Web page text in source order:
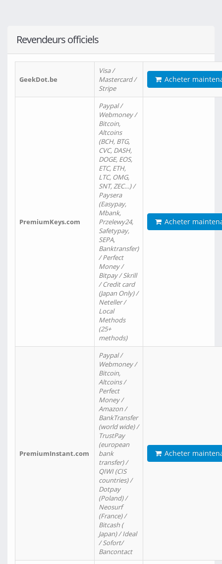
Revendeurs officiels
GeekDot.be
Visa /
Mastercard /
Stripe
Acheter
PremiumKeys.com
Paypal /
Webmoney /
Bitcoin,
Altcoins
(BCH, BTG,
CVC, DASH,
DOGE, EOS,
ETC, ETH,
LTC, OMG,
SNT, ZEC…) /
Paysera
(Easypay,
Mbank,
Przelewy24,
Safetypay,
SEPA,
Banktransfer)
/ Perfect
Money /
Bitpay / Skrill
/ Credit card
(Japan Only) /
Neteller /
Local
Methods
(25+
methods)
Acheter
PremiumInstant.com
Paypal /
Webmoney /
Bitcoin,
Altcoins /
Perfect
Money /
Amazon /
BankTransfer
(world wide) /
TrustPay
(european
bank
transfer) /
QIWI (CIS
countries) /
Dotpay
(Poland) /
Neosurf
(France) /
Bitcash (
Japan) / Ideal
/ Sofort/
Bancontact
Acheter